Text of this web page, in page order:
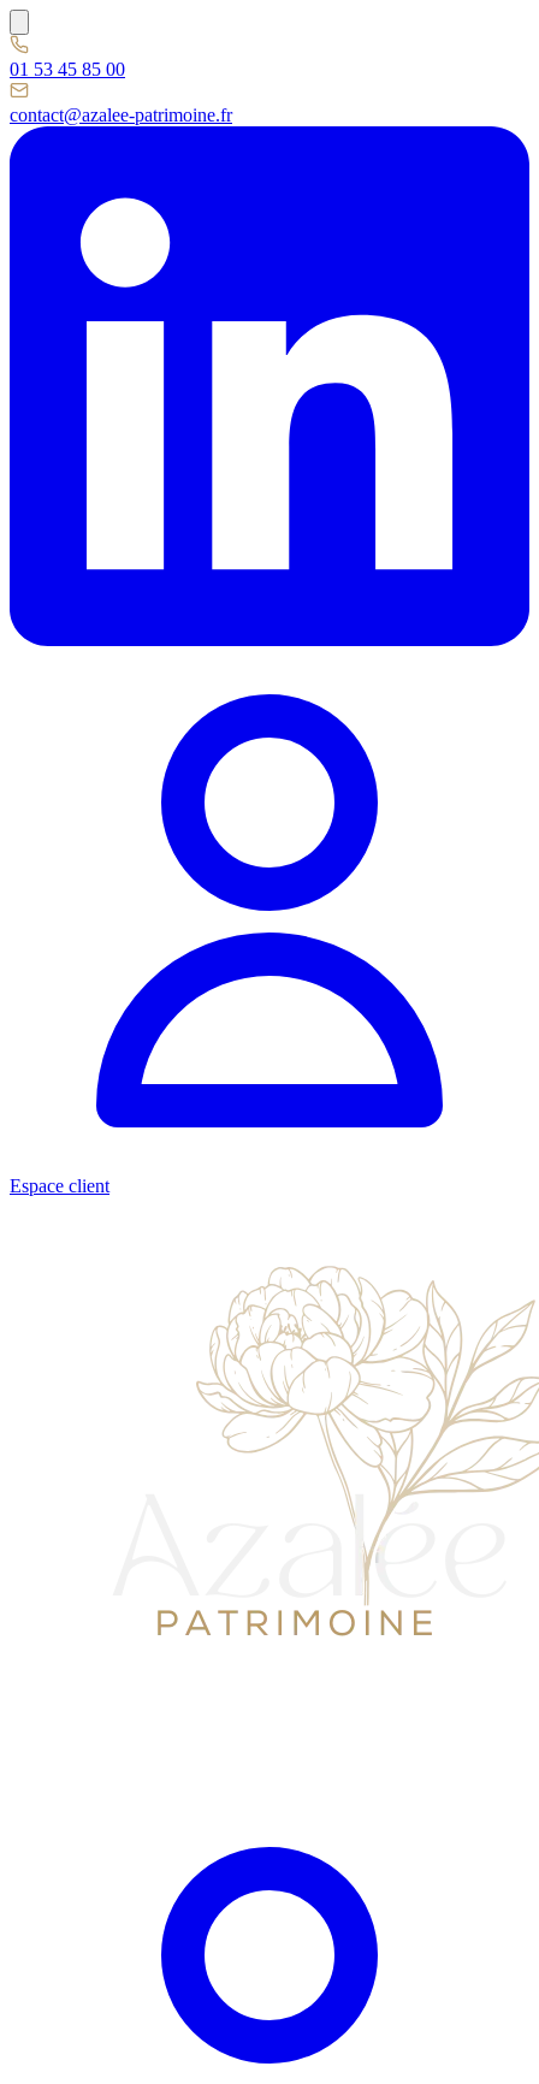
01 53 45 85 00
contact@azalee-patrimoine.fr
Espace client